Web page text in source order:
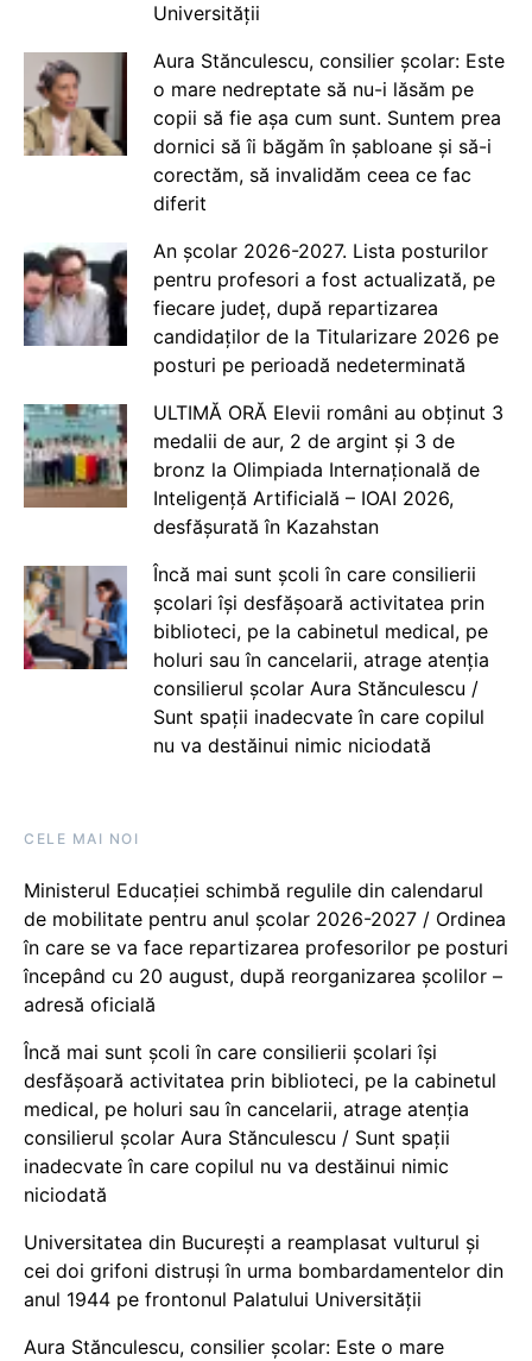
Universității
Aura Stănculescu, consilier școlar: Este
o mare nedreptate să nu-i lăsăm pe
copii să fie așa cum sunt. Suntem prea
dornici să îi băgăm în șabloane și să-i
corectăm, să invalidăm ceea ce fac
diferit
An școlar 2026-2027. Lista posturilor
pentru profesori a fost actualizată, pe
fiecare județ, după repartizarea
candidaților de la Titularizare 2026 pe
posturi pe perioadă nedeterminată
ULTIMĂ ORĂ Elevii români au obținut 3
medalii de aur, 2 de argint și 3 de
bronz la Olimpiada Internațională de
Inteligență Artificială – IOAI 2026,
desfășurată în Kazahstan
Încă mai sunt școli în care consilierii
școlari își desfășoară activitatea prin
biblioteci, pe la cabinetul medical, pe
holuri sau în cancelarii, atrage atenția
consilierul școlar Aura Stănculescu /
Sunt spații inadecvate în care copilul
nu va destăinui nimic niciodată
CELE MAI NOI
Ministerul Educației schimbă regulile din calendarul
de mobilitate pentru anul școlar 2026-2027 / Ordinea
în care se va face repartizarea profesorilor pe posturi
începând cu 20 august, după reorganizarea școlilor –
adresă oficială
Încă mai sunt școli în care consilierii școlari își
desfășoară activitatea prin biblioteci, pe la cabinetul
medical, pe holuri sau în cancelarii, atrage atenția
consilierul școlar Aura Stănculescu / Sunt spații
inadecvate în care copilul nu va destăinui nimic
niciodată
Universitatea din București a reamplasat vulturul și
cei doi grifoni distruși în urma bombardamentelor din
anul 1944 pe frontonul Palatului Universității
Aura Stănculescu, consilier școlar: Este o mare